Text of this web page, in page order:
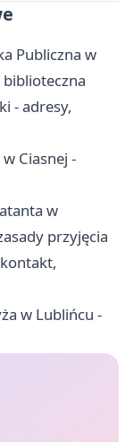
Publiczna w
- adresy,
Ciasnej -
w
przyjęcia
w Lublińcu -